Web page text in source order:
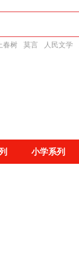
春树 莫言 人民文学
小学系列